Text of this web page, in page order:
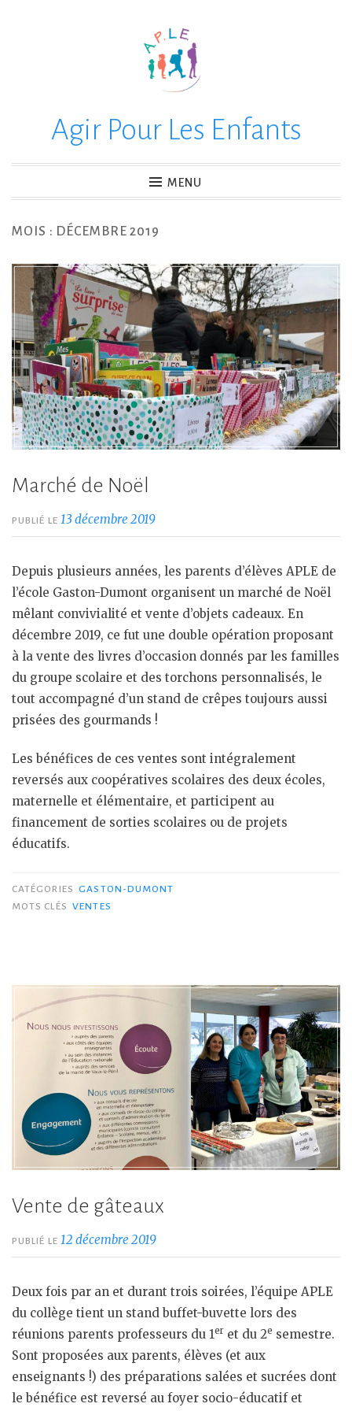
Agir Pour Les Enfants
MENU
MOIS : DÉCEMBRE 2019
Marché de Noël
PUBLIÉ LE 13 décembre 2019
Depuis plusieurs années, les parents d’élèves APLE de
l’école Gaston-Dumont organisent un marché de Noël
mêlant convivialité et vente d’objets cadeaux. En
décembre 2019, ce fut une double opération proposant
à la vente des livres d’occasion donnés par les familles
du groupe scolaire et des torchons personnalisés, le
tout accompagné d’un stand de crêpes toujours aussi
prisées des gourmands !
Les bénéfices de ces ventes sont intégralement
reversés aux coopératives scolaires des deux écoles,
maternelle et élémentaire, et participent au
financement de sorties scolaires ou de projets
éducatifs.
CATÉGORIES GASTON-DUMONT
MOTS CLÉS VENTES
Vente de gâteaux
PUBLIÉ LE 12 décembre 2019
Deux fois par an et durant trois soirées, l’équipe APLE
du collège tient un stand buffet-buvette lors des
réunions parents professeurs du 1er et du 2e semestre.
Sont proposées aux parents, élèves (et aux
enseignants !) des préparations salées et sucrées dont
le bénéfice est reversé au foyer socio-éducatif et